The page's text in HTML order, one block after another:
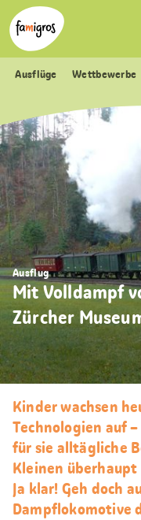
Sprungmarken
Navigation
Header
Logo
Ausflüge Wettbewerbe
Ausflug
Mit Volldampf
Zürcher
Kinder wachsen
Technologien auf
für sie alltägliche
Kleinen
Ja klar! Geh doch
Dampflokomotive